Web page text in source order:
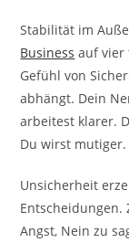
Stabilität im
Business auf vier
Gefühl von
abhängt. Dein
arbeitest klarer.
Du wirst
Unsicherheit
Entscheidungen.
Angst, Nein zu